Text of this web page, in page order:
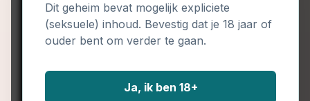
Dit geheim bevat mogelijk expliciete
(seksuele) inhoud. Bevestig dat je 18 jaar of
ouder bent om verder te gaan.
Ja, ik ben 18+